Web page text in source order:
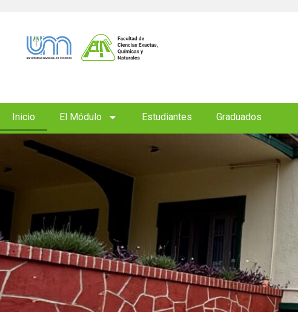
Inicio El Módulo Estudiantes Graduados